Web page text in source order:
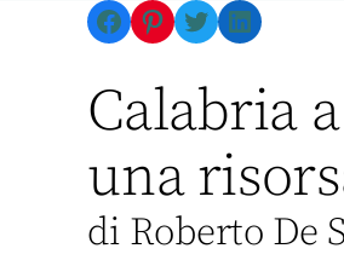
Facebook
Pinterest
TwitterLinkedIn
Calabria
una
di Roberto De